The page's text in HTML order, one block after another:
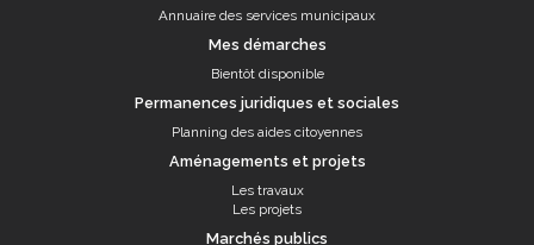
Annuaire des services municipaux
Mes démarches
Bientôt disponible
Permanences juridiques et sociales
Planning des aides citoyennes
Aménagements et projets
Les travaux
Les projets
Marchés publics